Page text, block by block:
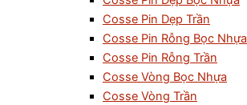
Cosse Pin Dẹp Trần
Cosse Pin Rỗng Bọc Nhựa
Cosse Pin Rỗng Trần
Cosse Vòng Bọc Nhựa
Cosse Vòng Trần